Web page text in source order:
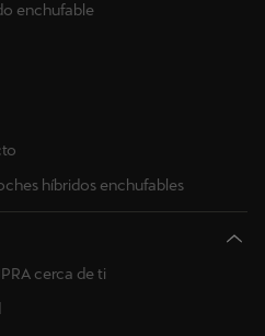
enchufable
híbridos enchufables
cerca de ti